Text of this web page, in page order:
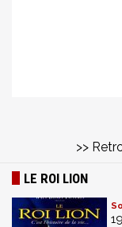
>>
LE ROI LION